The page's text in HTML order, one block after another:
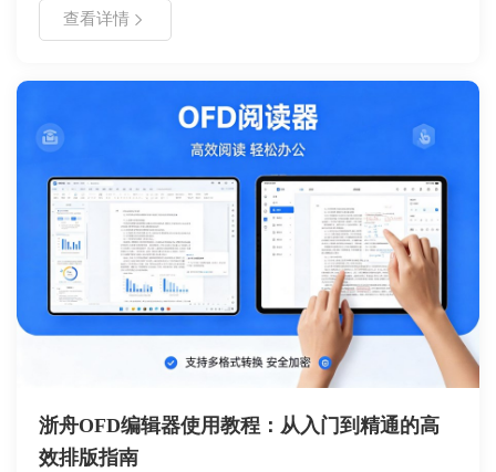
体的排查步骤与解决方案。通过遵循文中的操作指南，用户可
查看详情
浙舟OFD编辑器使用教程：从入门到精通的高
效排版指南